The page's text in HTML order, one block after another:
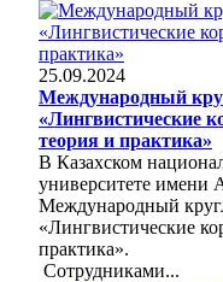
25.09.2024
Международный
«Лингвистические
теория и практика»
В Казахском
университете имени
Международный
«Лингвистические
практика».
Сотрудниками...